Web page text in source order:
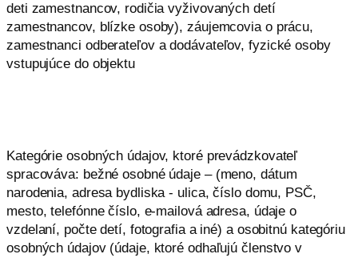
deti zamestnancov, rodičia vyživovaných detí
zamestnancov, blízke osoby), záujemcovia o prácu,
zamestnanci odberateľov a dodávateľov, fyzické osoby
vstupujúce do objektu
Kategórie osobných údajov, ktoré prevádzkovateľ
spracováva: bežné osobné údaje – (meno, dátum
narodenia, adresa bydliska - ulica, číslo domu, PSČ,
mesto, telefónne číslo, e-mailová adresa, údaje o
vzdelaní, počte detí, fotografia a iné) a osobitnú kategóriu
osobných údajov (údaje, ktoré odhaľujú členstvo v